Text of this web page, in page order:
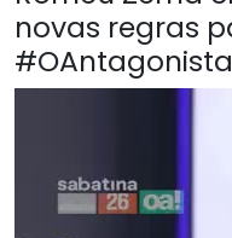
novas regras
#OAntagonista